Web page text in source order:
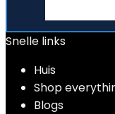
Snelle links
Huis
Shop
Blogs